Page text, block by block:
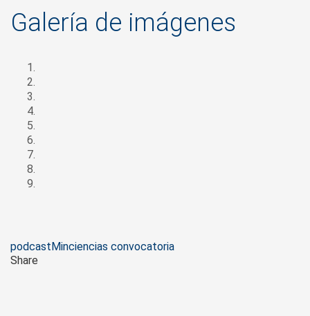
Galería de imágenes
Tags
podcastMinciencias convocatoria
Share